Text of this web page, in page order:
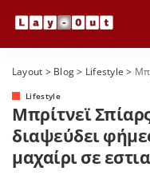
Layout > Blog> Lifestyle >
Lifestyle
Μπρίτνεϊ
διαψεύδει
μαχαίρι σε